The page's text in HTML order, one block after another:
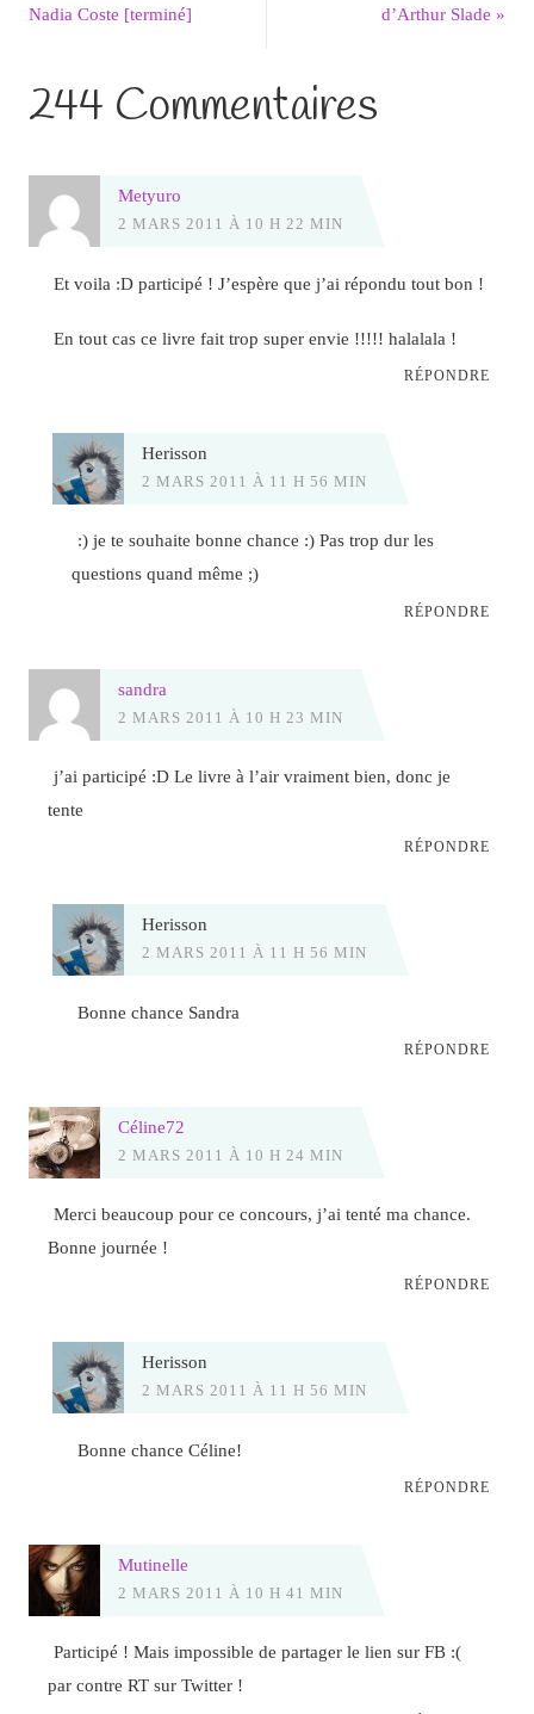
Nadia Coste [terminé]
d’Arthur Slade»
244 Commentaires
Metyuro
2 MARS 2011 À 10 H 22 MIN
Et voila :D participé ! J’espère que j’ai répondu tout bon !
En tout cas ce livre fait trop super envie !!!!! halalala !
RÉPONDRE
Herisson
2 MARS 2011 À 11 H 56 MIN
:) je te souhaite bonne chance :) Pas trop dur les
questions quand même ;)
RÉPONDRE
sandra
2 MARS 2011 À 10 H 23 MIN
j’ai participé :D Le livre à l’air vraiment bien, donc je
tente
RÉPONDRE
Herisson
2 MARS 2011 À 11 H 56 MIN
Bonne chance Sandra
RÉPONDRE
Céline72
2 MARS 2011 À 10 H 24 MIN
Merci beaucoup pour ce concours, j’ai tenté ma chance.
Bonne journée !
RÉPONDRE
Herisson
2 MARS 2011 À 11 H 56 MIN
Bonne chance Céline!
RÉPONDRE
Mutinelle
2 MARS 2011 À 10 H 41 MIN
Participé ! Mais impossible de partager le lien sur FB :(
par contre RT sur Twitter !